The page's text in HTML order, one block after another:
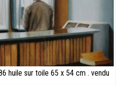
huile sur toile 65 x 54 cm . vendu